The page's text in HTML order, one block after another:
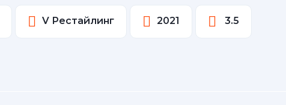
V Рестайлинг 2021 3.5